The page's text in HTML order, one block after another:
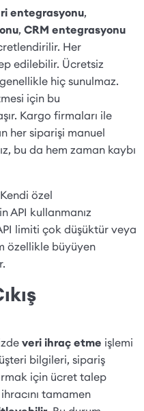
entegrasyonu,
, CRM entegrasyonu
Her
edilebilir. Ücretsiz
hiç sunulmaz.
için bu
Kargo firmaları ile
her siparişi manuel
bu da hem zaman kaybı
özel
API kullanmanız
limiti çok düşüktür veya
özellikle büyüyen
veri ihraç etme işlemi
bilgileri, sipariş
için ücret talep
tamamen